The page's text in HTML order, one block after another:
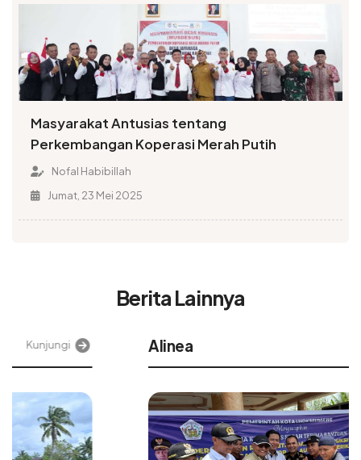
Masyarakat Antusias tentang
Perkembangan Koperasi Merah Putih
Nofal Habibillah
Jumat, 23 Mei 2025
Berita Lainnya
Alinea